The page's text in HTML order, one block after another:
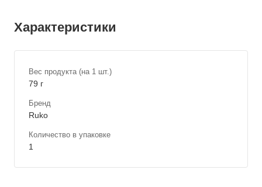
Характеристики
Вес продукта (на 1 шт.)
79 г
Бренд
Ruko
Количество в упаковке
1